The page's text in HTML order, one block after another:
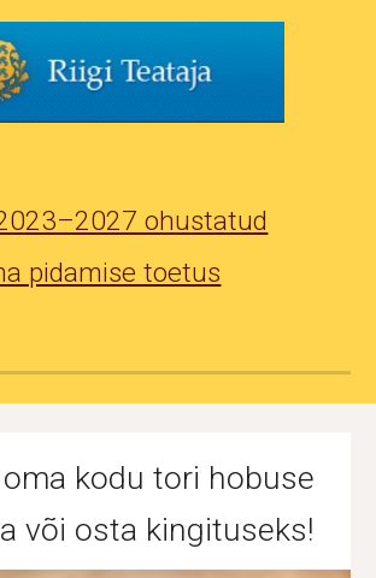
ohustatud
pidamise toetus
kodu tori hobuse
või osta kingituseks!